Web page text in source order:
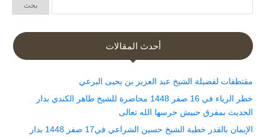
أحدث المقالات
مقتطفات لفضيلة الشيخ عبد العزيز بن يحيى البرعي
خطر الرياء في 16 صفر 1448 محاضرة للشيخ طاهر الكندي بدار
الحديث بمفرق حبيش حرسها الله تعالى
الإيمان بالقدر خطبة الشيخ حسين الشراعي في17 صفر 1448 بدار